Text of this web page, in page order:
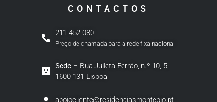
CONTACTOS
211 452 080
Preço de chamada para a rede fixa nacional
Sede– Rua Julieta Ferrão, n.º 10, 5,
1600-131 Lisboa
apoiocliente@residenciasmontepio.pt